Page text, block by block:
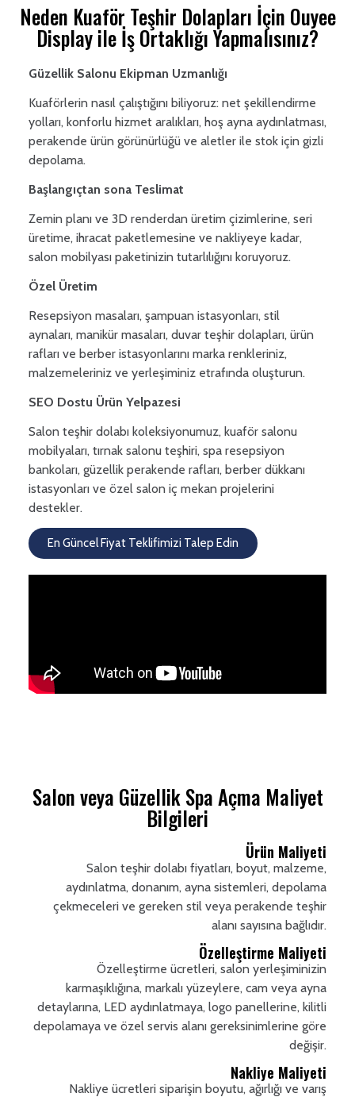
Neden Kuaför Teşhir Dolapları İçin Ouyee
Display ile İş Ortaklığı Yapmalısınız?
Güzellik Salonu Ekipman Uzmanlığı
Kuaförlerin nasıl çalıştığını biliyoruz: net şekillendirme
yolları, konforlu hizmet aralıkları, hoş ayna aydınlatması,
perakende ürün görünürlüğü ve aletler ile stok için gizli
depolama.
Başlangıçtan sona Teslimat
Zemin planı ve 3D renderdan üretim çizimlerine, seri
üretime, ihracat paketlemesine ve nakliyeye kadar,
salon mobilyası paketinizin tutarlılığını koruyoruz.
Özel Üretim
Resepsiyon masaları, şampuan istasyonları, stil
aynaları, manikür masaları, duvar teşhir dolapları, ürün
rafları ve berber istasyonlarını marka renkleriniz,
malzemeleriniz ve yerleşiminiz etrafında oluşturun.
SEO Dostu Ürün Yelpazesi
Salon teşhir dolabı koleksiyonumuz, kuaför salonu
mobilyaları, tırnak salonu teşhiri, spa resepsiyon
bankoları, güzellik perakende rafları, berber dükkanı
istasyonları ve özel salon iç mekan projelerini
destekler.
En Güncel Fiyat Teklifimizi Talep Edin
Salon veya Güzellik Spa Açma Maliyet
Bilgileri
Ürün Maliyeti
Salon teşhir dolabı fiyatları, boyut, malzeme,
aydınlatma, donanım, ayna sistemleri, depolama
çekmeceleri ve gereken stil veya perakende teşhir
alanı sayısına bağlıdır.
Özelleştirme Maliyeti
Özelleştirme ücretleri, salon yerleşiminizin
karmaşıklığına, markalı yüzeylere, cam veya ayna
detaylarına, LED aydınlatmaya, logo panellerine, kilitli
depolamaya ve özel servis alanı gereksinimlerine göre
değişir.
Nakliye Maliyeti
Nakliye ücretleri siparişin boyutu, ağırlığı ve varış